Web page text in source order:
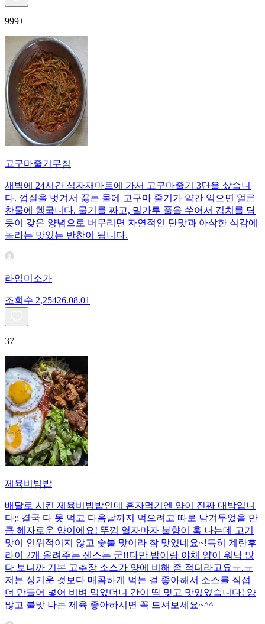
999+
고구마줄기무침
새벽에 24시간 식자재마트에 가서 고구마줄기 3단을 샀습니
다. 껍질을 벗겨서 끓는 물에 고구마 줄기가 약간 익으면 얼른
찬물에 헹굽니다. 물기를 짜고, 밀가루 풀을 쑤어서 김치를 담
듯이 갖은 양념으로 버무리면 자연적인 단맛과 아삭한 식감에
놀라는 맛있는 반찬이 됩니다.
라임미소가
조회수 2,25426.08.01
37
제육비빔밥
배달로 시킨 제육비빔밥인데 혼자먹기엔 양이 진짜 대박입니
다;; 결국 다 못 먹고 다음날까지 먹으려고 따로 남겨두었을 만
큼 혜자로운 양이에요! 뚜껑 열자마자 불향이 훅 나는데 고기
맛이 인위적이지 않고 숯불 맛이라 참 맛있네요~!특히 계란후
라이 2개 올려주는 센스는 굳!! ​다만 밥이랑 야채 양이 워낙 많
다 보니까 기본 고추장 소스가 양에 비해 좀 적더라고요ㅠ.ㅠ
저는 싱거운 것보다 매콤하게 먹는 걸 좋아해서 소스를 직접
더 만들어 넣어 비벼 먹었더니 간이 딱 맞고 맛있었습니다! 양
많고 불맛 나는 제육 좋아하시면 꼭 드셔보세요~^^